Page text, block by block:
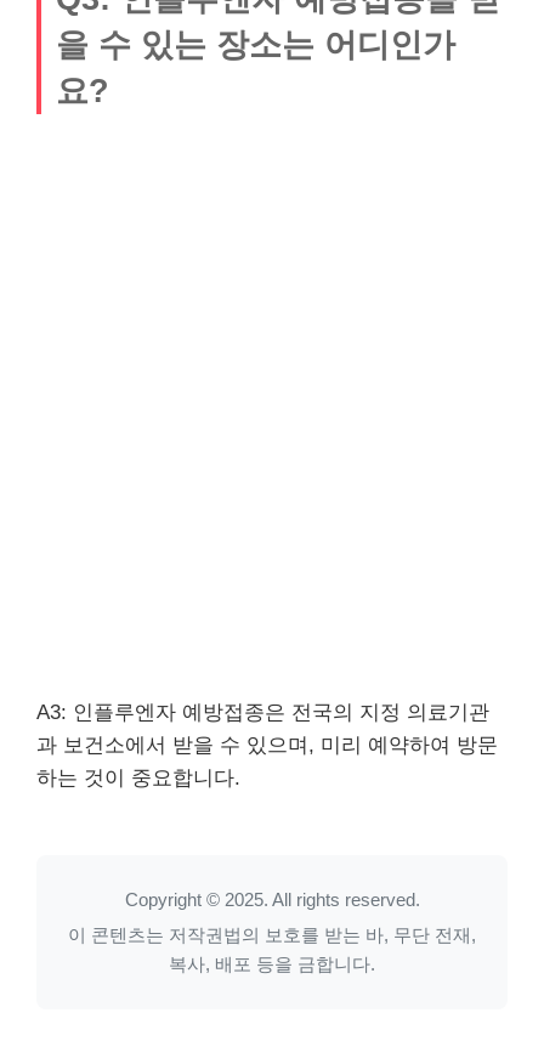
을 수 있는 장소는 어디인가
요?
A3: 인플루엔자 예방접종은 전국의 지정 의료기관
과 보건소에서 받을 수 있으며, 미리 예약하여 방문
하는 것이 중요합니다.
Copyright © 2025. All rights reserved.
이 콘텐츠는 저작권법의 보호를 받는 바, 무단 전재,
복사, 배포 등을 금합니다.